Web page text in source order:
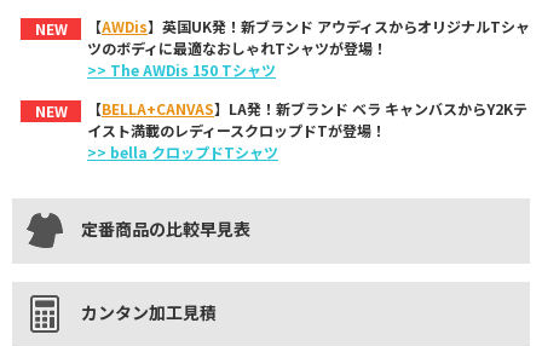
NEW
【AWDis】英国UK発！新ブランド アウディスからオリジナルTシャ
ツのボディに最適なおしゃれTシャツが登場！
>> The AWDis 150 Tシャツ
NEW
【BELLA+CANVAS】LA発！新ブランド ベラ キャンバスからY2Kテ
イスト満載のレディースクロップドTが登場！
>> bella クロップドTシャツ
定番商品の比較早見表
カンタン加工見積